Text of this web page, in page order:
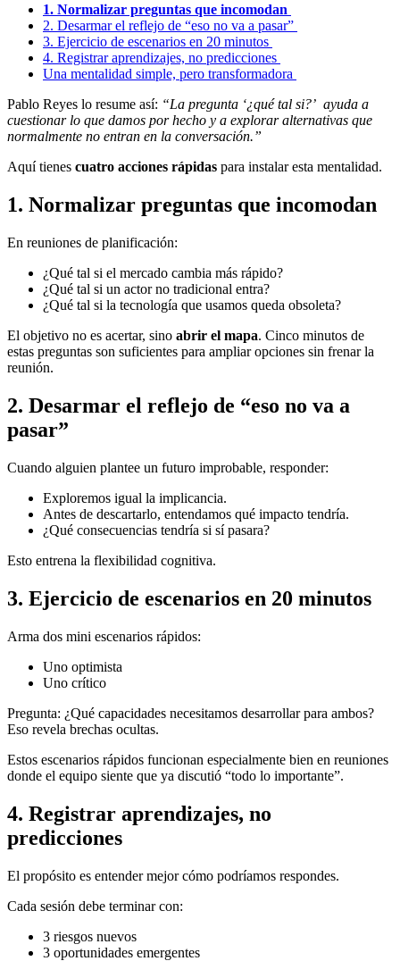
1. Normalizar preguntas que incomodan
2. Desarmar el reflejo de “eso no va a pasar”
3. Ejercicio de escenarios en 20 minutos
4. Registrar aprendizajes, no predicciones
Una mentalidad simple, pero transformadora
Pablo Reyes lo resume así: “La pregunta ‘¿qué tal si?’ ayuda a
cuestionar lo que damos por hecho y a explorar alternativas que
normalmente no entran en la conversación.”
Aquí tienes cuatro acciones rápidas para instalar esta mentalidad.
1. Normalizar preguntas que incomodan
En reuniones de planificación:
¿Qué tal si el mercado cambia más rápido?
¿Qué tal si un actor no tradicional entra?
¿Qué tal si la tecnología que usamos queda obsoleta?
El objetivo no es acertar, sino abrir el mapa. Cinco minutos de
estas preguntas son suficientes para ampliar opciones sin frenar la
reunión.
2. Desarmar el reflejo de “eso no va a
pasar”
Cuando alguien plantee un futuro improbable, responder:
Exploremos igual la implicancia.
Antes de descartarlo, entendamos qué impacto tendría.
¿Qué consecuencias tendría si sí pasara?
Esto entrena la flexibilidad cognitiva.
3. Ejercicio de escenarios en 20 minutos
Arma dos mini escenarios rápidos:
Uno optimista
Uno crítico
Pregunta: ¿Qué capacidades necesitamos desarrollar para ambos?
Eso revela brechas ocultas.
Estos escenarios rápidos funcionan especialmente bien en reuniones
donde el equipo siente que ya discutió “todo lo importante”.
4. Registrar aprendizajes, no
predicciones
El propósito es entender mejor cómo podríamos respondes.
Cada sesión debe terminar con:
3 riesgos nuevos
3 oportunidades emergentes